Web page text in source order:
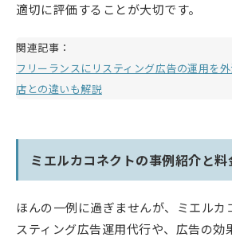
適切に評価することが大切です。
関連記事：
フリーランスにリスティング広告の運用を
店との違いも解説
ミエルカコネクトの事例紹介と料
ほんの一例に過ぎませんが、ミエルカ
スティング広告運用代行や、広告の効